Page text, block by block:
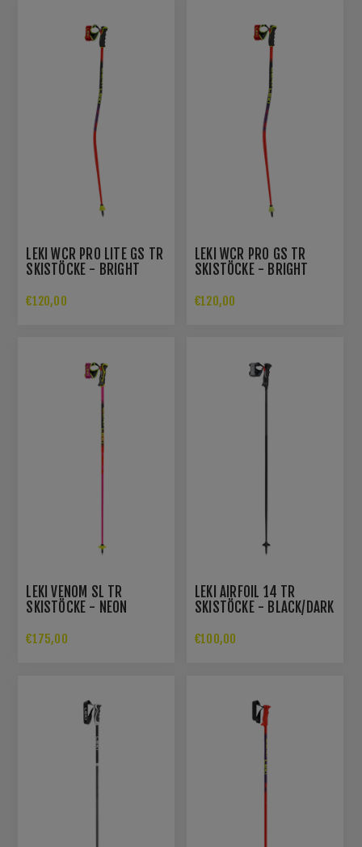
LEKI WCR PRO LITE GS TR
SKISTÖCKE - BRIGHT
€120,00
LEKI WCR PRO GS TR
SKISTÖCKE - BRIGHT
€120,00
LEKI VENOM SL TR
SKISTÖCKE - NEON
€175,00
LEKI AIRFOIL 14 TR
SKISTÖCKE - BLACK/DARK
€100,00